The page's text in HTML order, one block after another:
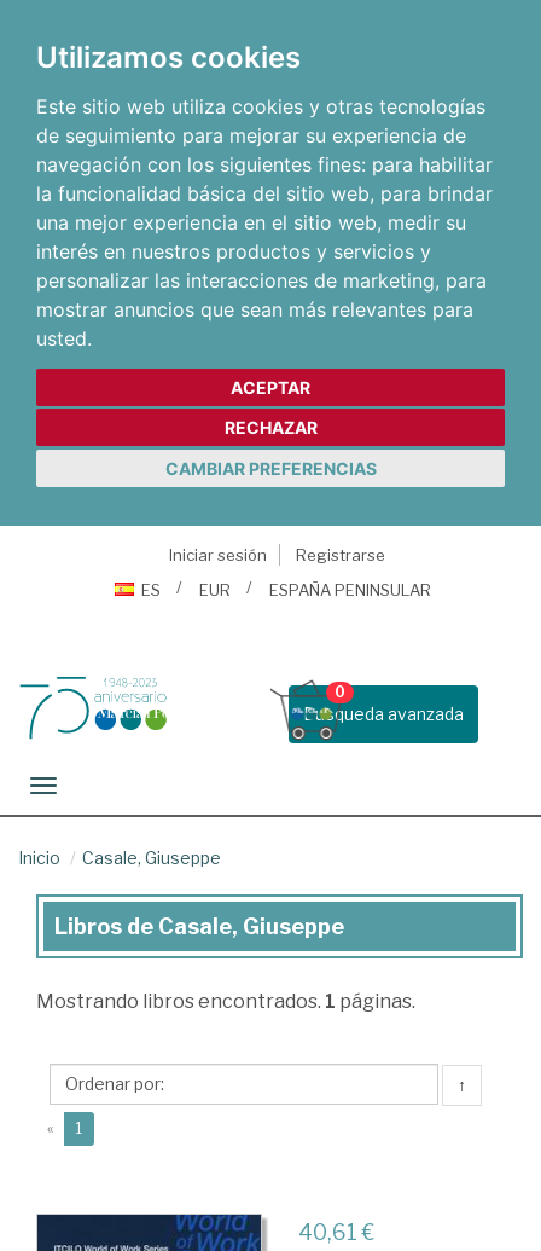
Utilizamos cookies
Este sitio web utiliza cookies y otras tecnologías
de seguimiento para mejorar su experiencia de
navegación con los siguientes fines: para habilitar
la funcionalidad básica del sitio web, para brindar
una mejor experiencia en el sitio web, medir su
interés en nuestros productos y servicios y
personalizar las interacciones de marketing, para
mostrar anuncios que sean más relevantes para
usted.
ACEPTAR
RECHAZAR
CAMBIAR PREFERENCIAS
Iniciar sesión
Registrarse
ES
EUR ESPAÑA PENINSULAR
Busqueda avanzada
0
Toggle navigation
Inicio Casale, Giuseppe
Libros
Casale,
Libros de Casale, Giuseppe
Mostrando libros encontrados. 1 páginas.
↑
« 1
40,61 €